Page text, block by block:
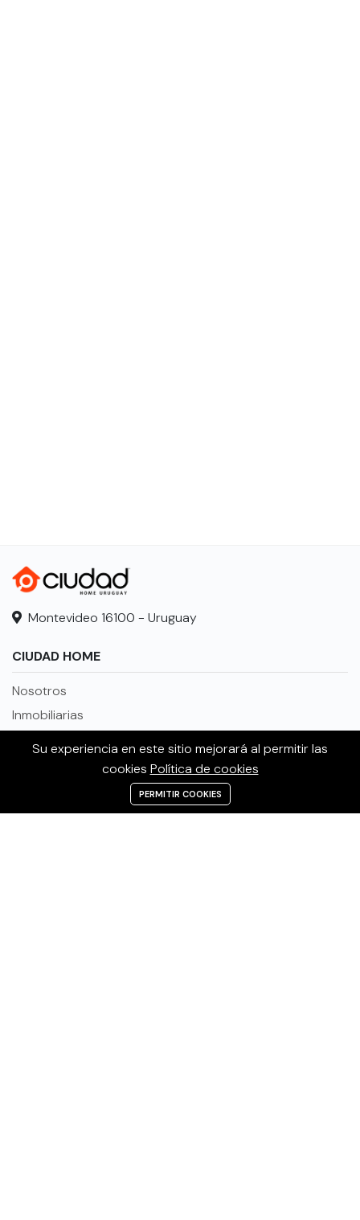
Montevideo 16100 - Uruguay
CIUDAD HOME
Nosotros
Inmobiliarias
Planes suscripción
Politicas de privacidad
Su experiencia en este sitio mejorará al permitir las
cookies Política de cookies
PERMITIR COOKIES